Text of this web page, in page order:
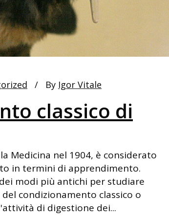
By Igor Vitale
classico di
Medicina nel 1904, è considerato
in termini di apprendimento.
modi più antichi per studiare
condizionamento classico o
di digestione dei...